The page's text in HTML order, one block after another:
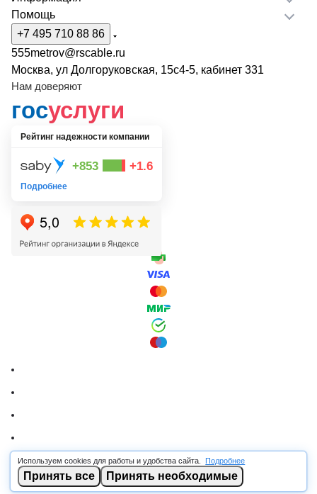
Используем cookies для работы и удобства сайта. Подробнее
Принять все Принять необходимые
Помощь
+7 495 710 88 86
555metrov@rscable.ru
Москва, ул Долгоруковская, 15с4-5, кабинет 331
Нам доверяют
госуслуги
Рейтинг надежности компании
+853 +1.6
Подробнее
© 2026 RSCABLE.RU - Оптовая продажа кабеля
ООО «РОСКАБ», ИНН 7802877462, ОГРН